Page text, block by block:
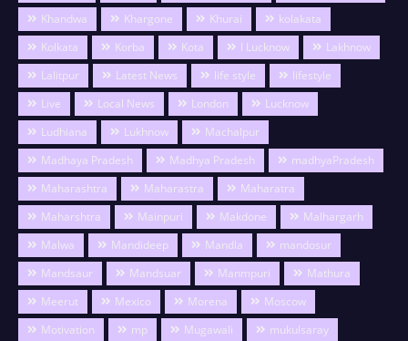
Khandwa
Khargone Khurai
kolakata
Kolkata
Korba Kota l Lucknow
Lakhnow
Lalitpur
Latest News life style
lifestyle
Live
Local News London
Lucknow
Ludhiana
Lukhnow
Machalpur
Madhaya Pradesh
Madhya Pradesh
madhyaPradesh
Maharashtra
Maharastra
Maharatra
Maharshtra
Mainpuri Makdone
Malhargarh
Malwa
Mandideep Mandla
mandosur
Mandsaur
Mandsuar Manmpuri
Mathura
Meerut
Mexico Morena
Moscow
Motivation
mp Mugawali
mukulsaray